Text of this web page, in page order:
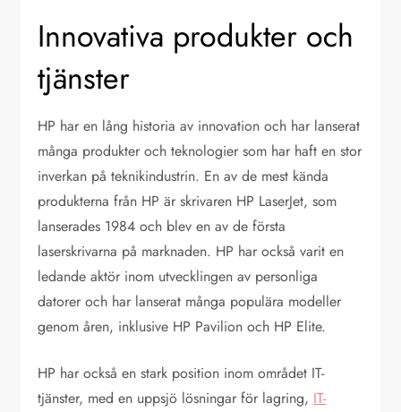
Innovativa produkter och
tjänster
HP har en lång historia av innovation och har lanserat
många produkter och teknologier som har haft en stor
inverkan på teknikindustrin. En av de mest kända
produkterna från HP är skrivaren HP LaserJet, som
lanserades 1984 och blev en av de första
laserskrivarna på marknaden. HP har också varit en
ledande aktör inom utvecklingen av personliga
datorer och har lanserat många populära modeller
genom åren, inklusive HP Pavilion och HP Elite.
HP har också en stark position inom området IT-
tjänster, med en uppsjö lösningar för lagring, IT-